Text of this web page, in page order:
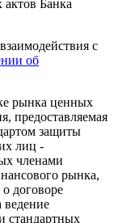
Банка
с
об
рынка ценных
предоставляемая
защиты
лиц -
членами
рынка,
договоре
ведение
стандартных